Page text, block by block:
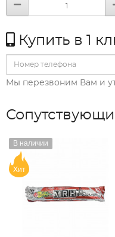
Купить в 1
Мы перезвоним Вам и
В наличии
Хит